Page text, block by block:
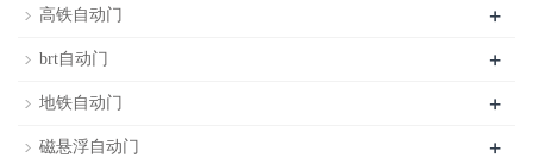
高铁自动门 +
brt自动门 +
地铁自动门 +
磁悬浮自动门 +